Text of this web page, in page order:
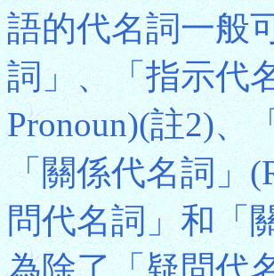
語的代名詞一般
詞」、「指示代
Pronoun)(註2)、
「關係代名詞」
問代名詞」和「
為除了「疑問代